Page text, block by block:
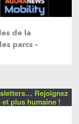
de la
parcs –
Rejoignez
plus humaine !